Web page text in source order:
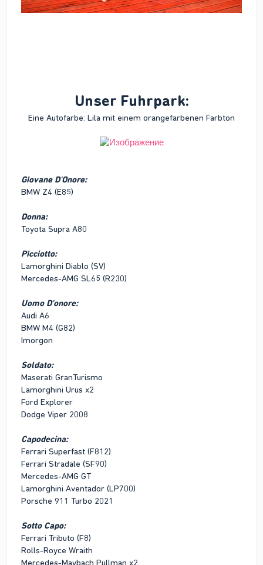
Unser Fuhrpark:
Eine Autofarbe: Lila mit einem orangefarbenen Farbton
Giovane D'Onore:
BMW Z4 (E85)
Donna:
Toyota Supra A80
Picciotto:
Lamorghini Diablo (SV)
Mercedes-AMG SL65 (R230)
Uomo D'onore:
Audi A6
BMW M4 (G82)
Imorgon
Soldato:
Maserati GranTurismo
Lamorghini Urus x2
Ford Explorer
Dodge Viper 2008
Capodecina:
Ferrari Superfast (F812)
Ferrari Stradale (SF90)
Mercedes-AMG GT
Lamorghini Aventador (LP700)
Porsche 911 Turbo 2021
Sotto Capo:
Ferrari Tributo (F8)
Rolls-Royce Wraith
Mercedes-Maybach Pullman x2